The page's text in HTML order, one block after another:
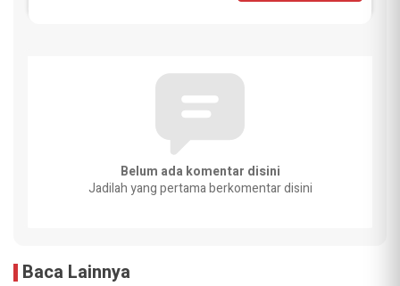
Belum ada komentar disini
Jadilah yang pertama berkomentar disini
Baca Lainnya